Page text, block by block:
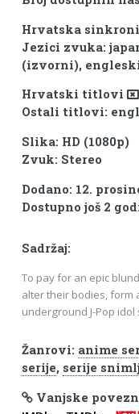
Hrvatska
Jezici zvuka:
(izvorni),
Hrvatski titlovi
Ostali titlovi:
Slika: HD (1080p)
Zvuk: Stereo
Dodano: 12.
Dostupno još 2
Sadržaj:
To pay for an epic
alter their bodies, form
underground J-Pop idol
Žanrovi: anime
serije, serije
Vanjske